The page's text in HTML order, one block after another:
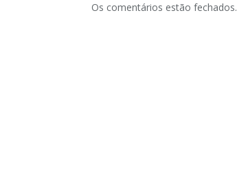
Os comentários estão fechados.